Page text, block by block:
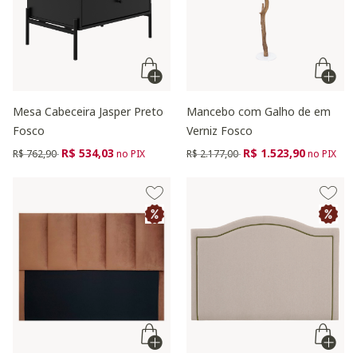
Mesa Cabeceira Jasper Preto
Fosco
Preço reduzido de
R$ 762,90 para
R$ 534,03no PIX
Mancebo com Galho de em
Verniz Fosco
Preço reduzido de
R$ 2.177,00 para
R$ 1.523,90no PIX